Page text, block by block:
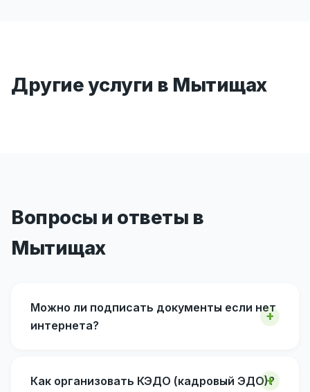
Другие услуги в Мытищах
Вопросы и ответы в
Мытищах
Можно ли подписать документы если нет
интернета?
Как организовать КЭДО (кадровый ЭДО)?